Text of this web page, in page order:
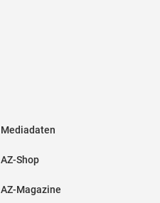
Mediadaten
AZ-Shop
AZ-Magazine